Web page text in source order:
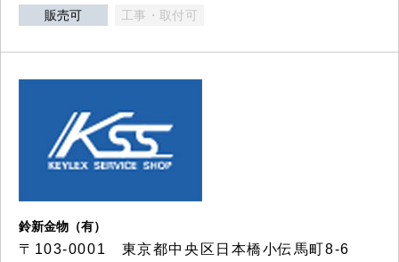
販売可 工事・取付可
鈴新金物（有）
〒103-0001 東京都中央区日本橋小伝馬町8-6